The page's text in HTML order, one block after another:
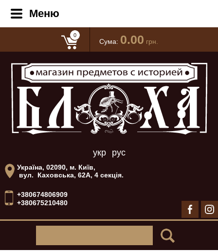
0
Сума: 0.00 грн.
укр рус
Україна, 02090, м. Київ,
вул. Каховська, 62А, 4 секція.
+380674806909
+380675210480
Меню